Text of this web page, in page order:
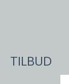
TILBUD